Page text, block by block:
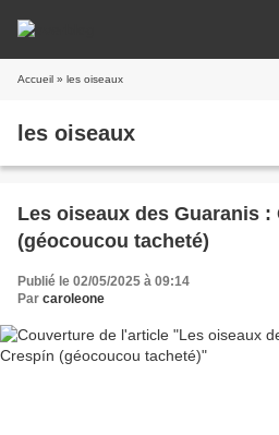
Accueil » les oiseaux
les oiseaux
Les oiseaux des Guaranis :
(géocoucou tacheté)
Publié le 02/05/2025 à 09:14
Par caroleone